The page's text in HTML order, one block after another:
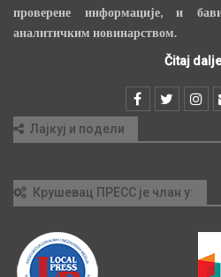
проверене информације, и
аналитичким новинарством.
Čitaj
Лајкуј и подели
Крушевац ПРЕСС је члан у: